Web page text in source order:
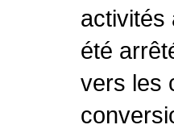
activités
été
vers les